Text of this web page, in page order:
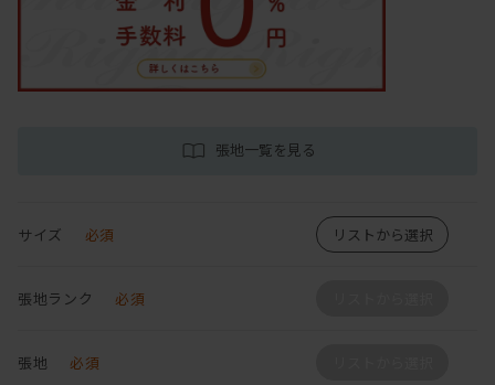
張地一覧を見る
サイズ 必須 リストから選択
張地ランク 必須
張地 必須